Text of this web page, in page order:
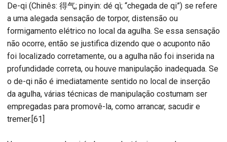
De-qi (Chinês: 得气; pinyin: dé qì; “chegada de qi”) se refere
a uma alegada sensação de torpor, distensão ou
formigamento elétrico no local da agulha. Se essa sensação
não ocorre, então se justifica dizendo que o acuponto não
foi localizado corretamente, ou a agulha não foi inserida na
profundidade correta, ou houve manipulação inadequada. Se
o de-qi não é imediatamente sentido no local de inserção
da agulha, várias técnicas de manipulação costumam ser
empregadas para promovê-la, como arrancar, sacudir e
tremer.[61]